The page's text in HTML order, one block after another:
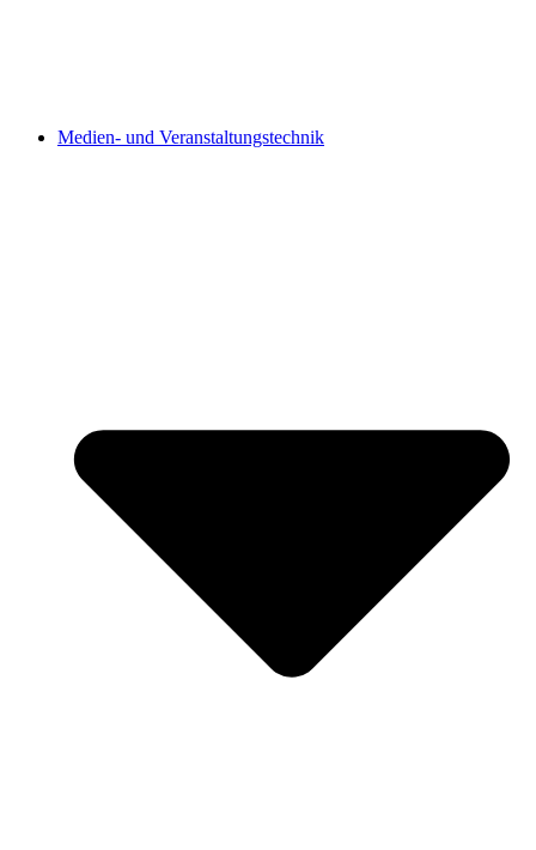
Medien- und Veranstaltungstechnik